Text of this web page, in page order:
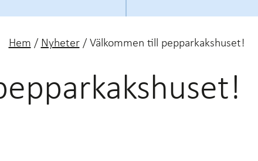
Hem / Nyheter/ Välkommen till pepparkakshuset!